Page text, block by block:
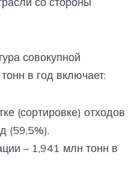
совокупной
в год включает:
(сортировке) отходов
(59,5%).
– 1,941 млн тонн в